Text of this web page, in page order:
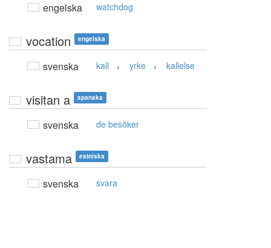
engelska watchdog
vocation engelska
svenska kall , yrke , kallelse
visitan a spanska
svenska de besöker
vastama estniska
svenska svara